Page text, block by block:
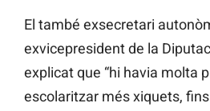
El també exsecretari
exvicepresident de la
explicat que “hi havia molta
escolaritzar més xiquets, fins